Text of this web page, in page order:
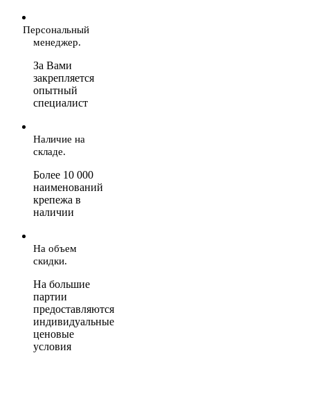
Персональный
менеджер.
За Вами
закрепляется
опытный
специалист
Наличие на
складе.
Более 10 000
наименований
крепежа в
наличии
На объем
скидки.
На большие
партии
предоставляются
индивидуальные
ценовые
условия